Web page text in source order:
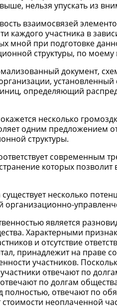
нельзя упускать из
взаимосвязей
каждого участника в
мной при подготовке
структуры, по
документ,
определяющий
несколько
одним предложением
структуры.
современным
которых
несколько
является
Характерными
и отсутствие
принадлежит на праве
участников.
отвечают по
по долгам
полностью, отвечают по
стоимости неоплаченной